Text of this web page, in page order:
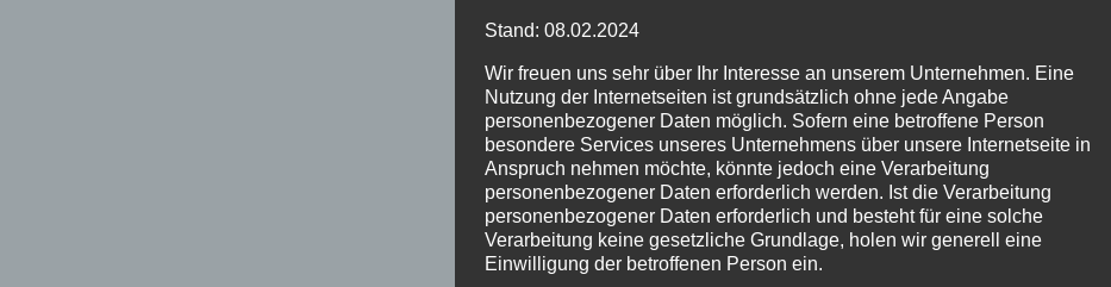
Stand: 08.02.2024
Wir freuen uns sehr über Ihr Interesse an unserem Unternehmen. Eine
Nutzung der Internetseiten ist grundsätzlich ohne jede Angabe
personenbezogener Daten möglich. Sofern eine betroffene Person
besondere Services unseres Unternehmens über unsere Internetseite in
Anspruch nehmen möchte, könnte jedoch eine Verarbeitung
personenbezogener Daten erforderlich werden. Ist die Verarbeitung
personenbezogener Daten erforderlich und besteht für eine solche
Verarbeitung keine gesetzliche Grundlage, holen wir generell eine
Einwilligung der betroffenen Person ein.